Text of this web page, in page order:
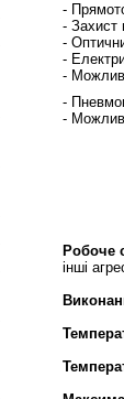
-
- Захист
-
-
-
-
-
Робоче
інші